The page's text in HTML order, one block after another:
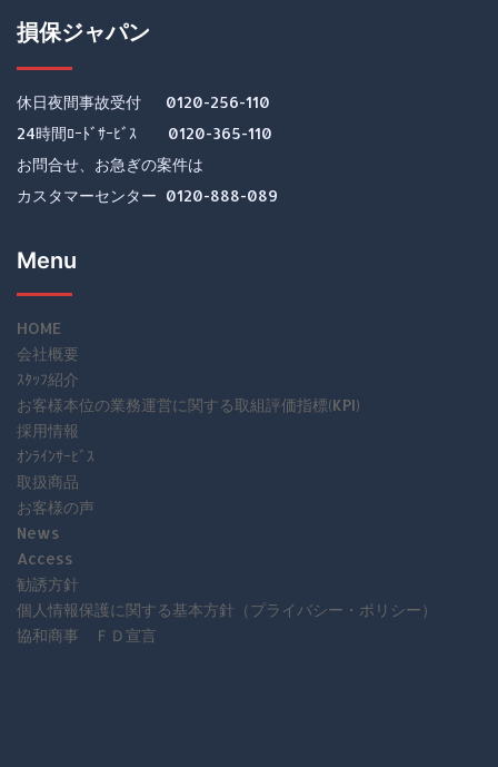
損保ジャパン
休日夜間事故受付 0120-256-110
24時間ﾛｰﾄﾞｻｰﾋﾞｽ 0120-365-110
お問合せ、お急ぎの案件は
カスタマーセンター 0120-888-089
Menu
HOME
会社概要
ｽﾀｯﾌ紹介
お客様本位の業務運営に関する取組評価指標(KPI)
採用情報
ｵﾝﾗｲﾝｻｰﾋﾞｽ
取扱商品
お客様の声
News
Access
勧誘方針
個人情報保護に関する基本方針（プライバシー・ポリシー）
協和商事 ＦＤ宣言